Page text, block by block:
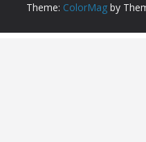
Theme: ColorMag by